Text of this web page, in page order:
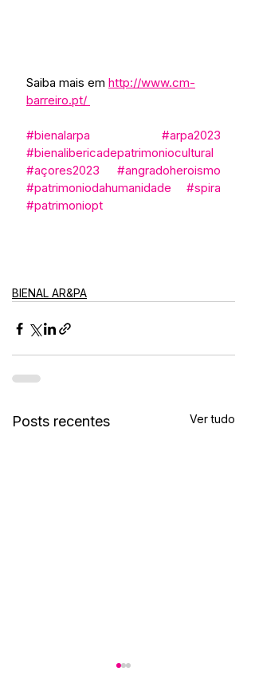
Saiba mais em http://www.cm-
barreiro.pt/
#bienalarpa
#arpa2023
#bienalibericadepatrimoniocultural
#açores2023
#angradoheroismo
#patrimoniodahumanidade
#spira
#patrimoniopt
BIENAL AR&PA
Posts recentes Ver tudo